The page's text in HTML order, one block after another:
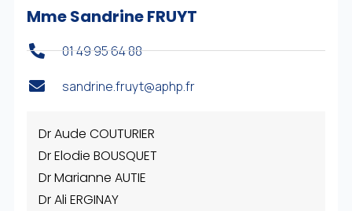
Mme Sandrine FRUYT
01 49 95 64 88
sandrine.fruyt@aphp.fr
Dr Aude COUTURIER
Dr Elodie BOUSQUET
Dr Marianne AUTIE
Dr Ali ERGINAY